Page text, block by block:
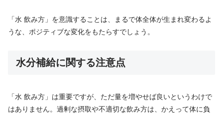
「水 飲み方」を意識することは、まるで体全体が生まれ変わるよ
うな、ポジティブな変化をもたらすでしょう。
水分補給に関する注意点
「水 飲み方」は重要ですが、ただ量を増やせば良いというわけで
はありません。過剰な摂取や不適切な飲み方は、かえって体に負